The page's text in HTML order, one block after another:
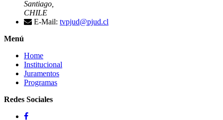
Santiago,
CHILE
E-Mail: tvpjud@pjud.cl
Menú
Home
Institucional
Juramentos
Programas
Redes Sociales